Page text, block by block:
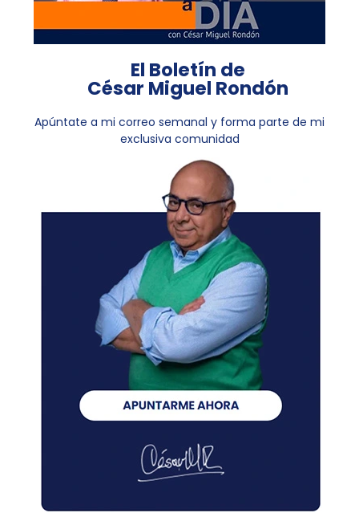
El Boletín de
César Miguel Rondón
Apúntate a mi correo semanal y forma parte de mi
exclusiva comunidad